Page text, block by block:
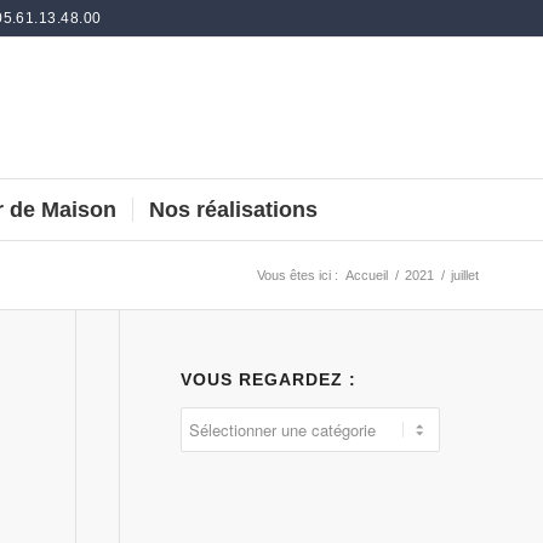
de Maison Nos réalisations
Vous êtes ici : Accueil / 2021 / juillet
VOUS REGARDEZ :